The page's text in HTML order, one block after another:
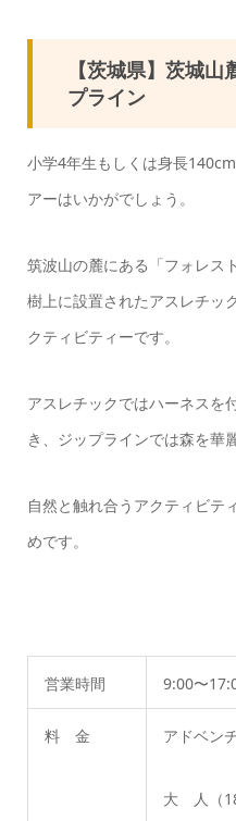
【茨城県】茨城
プライン
小学4年生もしくは身長
アーはいかがでしょう。
筑波山の麓にある「フォレス
樹上に設置されたアスレチッ
クティビティーです。
アスレチックではハーネスを
き、ジップラインでは森を華
自然と触れ合うアクティビテ
めです。
営業時間 9:00〜
料 金 アドベン
大 人（